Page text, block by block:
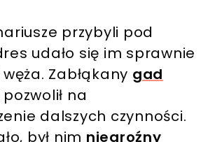
przybyli pod
udało się im sprawnie
Zabłąkany gad
na
dalszych czynności.
był nim niegroźny